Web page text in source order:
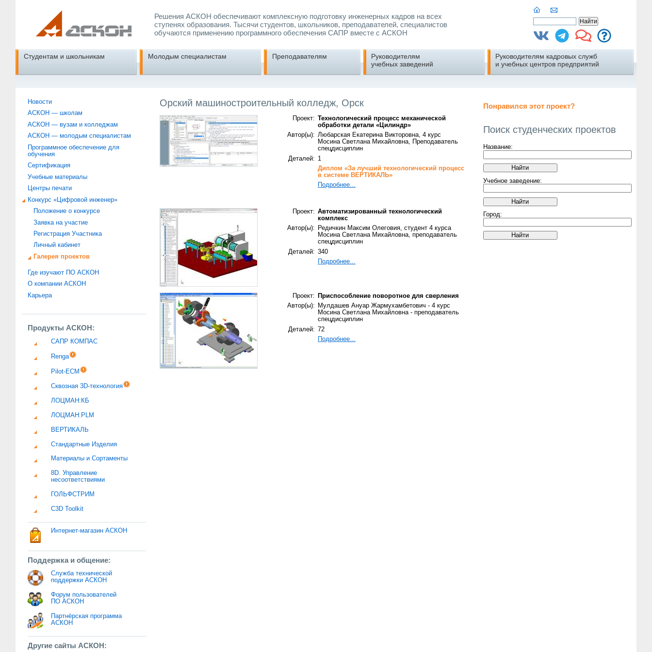
Решения АСКОН обеспечивают комплексную подготовку инженерных кадров на всех
ступенях образования. Тысячи студентов, школьников, преподавателей, специалистов
обучаются применению программного обеспечения САПР вместе с АСКОН
Студентам и школьникам Молодым специалистам Преподавателям
Руководителям
учебных заведений
Руководителям кадровых служб
и учебных центров предприятий
Новости
АСКОН — школам
АСКОН — вузам и колледжам
АСКОН — молодым специалистам
Программное обеспечение для
обучения
Сертификация
Учебные материалы
Центры печати
Конкурс «Цифровой инженер»
Положение о конкурсе
Заявка на участие
Регистрация Участника
Личный кабинет
Галерея проектов
Где изучают ПО АСКОН
О компании АСКОН
Карьера
Продукты АСКОН:
САПР КОМПАС
Renga
Pilot-ECM
Сквозная 3D-технология
ЛОЦМАН:КБ
ЛОЦМАН:PLM
ВЕРТИКАЛЬ
Стандартные Изделия
Материалы и Сортаменты
8D. Управление
несоответствиями
ГОЛЬФСТРИМ
C3D Toolkit
Интернет-магазин АСКОН
Поддержка и общение:
Служба технической
поддержки АСКОН
Форум пользователей
ПО АСКОН
Партнёрская программа
АСКОН
Другие сайты АСКОН:
Понравился этот проект?
Поиск студенческих проектов
Название:
Учебное заведение:
Город:
Орский машиностроительный колледж, Орск
Проект: Технологический процесс механической
обработки детали «Цилиндр»
Автор(ы): Любарская Екатерина Викторовна, 4 курс
Мосина Светлана Михайловна, Преподаватель
спецдисциплин
Деталей: 1
Диплом «За лучший технологический процесс
в системе ВЕРТИКАЛЬ»
Подробнее...
Проект: Автоматизированный технологический
комплекс
Автор(ы):
Редичкин Максим Олеговия, студент 4 курса
Мосина Светлана Михайловна, преподаватель
спецдисциплин
Деталей: 340
Подробнее...
Проект:
Приспособление поворотное для сверления
Автор(ы):
Мулдашев Ануар Жармухамбетович - 4 курс
Мосина Светлана Михайловна - преподаватель
спецдисциплин
Деталей: 72
Подробнее...